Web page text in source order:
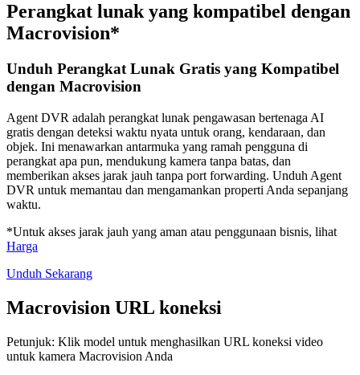
Perangkat lunak yang kompatibel dengan
Macrovision*
Unduh Perangkat Lunak Gratis yang Kompatibel
dengan Macrovision
Agent DVR adalah perangkat lunak pengawasan bertenaga AI
gratis dengan deteksi waktu nyata untuk orang, kendaraan, dan
objek. Ini menawarkan antarmuka yang ramah pengguna di
perangkat apa pun, mendukung kamera tanpa batas, dan
memberikan akses jarak jauh tanpa port forwarding. Unduh Agent
DVR untuk memantau dan mengamankan properti Anda sepanjang
waktu.
*Untuk akses jarak jauh yang aman atau penggunaan bisnis, lihat
Harga
Unduh Sekarang
Macrovision URL koneksi
Petunjuk: Klik model untuk menghasilkan URL koneksi video
untuk kamera Macrovision Anda